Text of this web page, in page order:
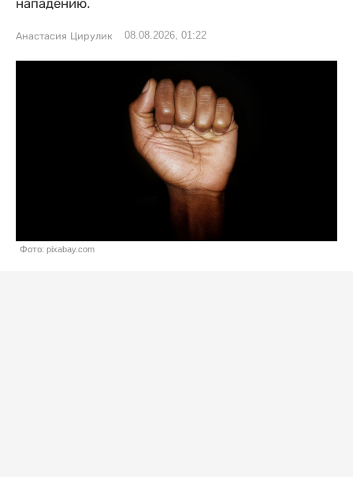
нападению.
Анастасия Цирулик 08.08.2026, 01:22
Фото: pixabay.com